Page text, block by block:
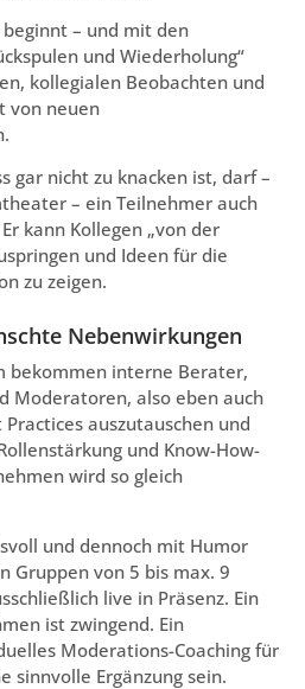
– und mit den
und Wiederholung“
kollegialen Beobachten und
von neuen
gar nicht zu knacken ist, darf –
– ein Teilnehmer auch
kann Kollegen „von der
und Ideen für die
zu zeigen.
Nebenwirkungen
bekommen interne Berater,
Moderatoren, also eben auch
auszutauschen und
und Know-How-
wird so gleich
und dennoch mit Humor
Gruppen von 5 bis max. 9
live in Präsenz. Ein
ist zwingend. Ein
Moderations-Coaching für
sinnvolle Ergänzung sein.